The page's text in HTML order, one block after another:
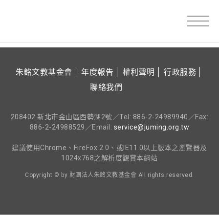
朱銘文教基金會 年度報告 權利聲明
行政服務
聯絡我們
208402 新北市金山區西勢湖2號／Tel: 886-2-24989940／Fax:
886-2-24988529／Email: service@juming.org.tw
建議使用Chrome、FireFox 2.0、或IE11.0以上版本之瀏覽器及
1024x768之解析度觀賞本網站
Copyright © by 財團法人朱銘文教基金會 All rights reserved.